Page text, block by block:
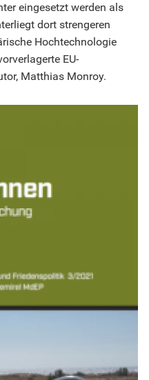
eingesetzt werden als
dort strengeren
Hochtechnologie
EU-
Matthias Monroy.